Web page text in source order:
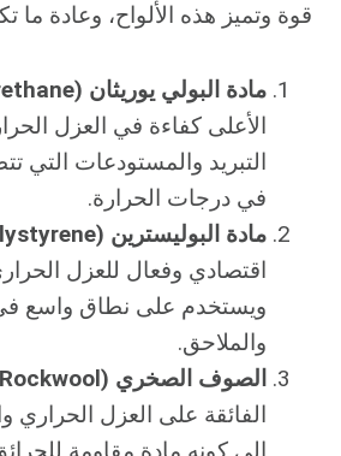
قوة وتميز هذه الألواح، وعادة ما
مادة البولي يوريثان (Polyurethane):
الأعلى كفاءة في العزل
التبريد والمستودعات التي
في درجات الحرارة.
مادة البوليسترين (Polystyrene):
اقتصادي وفعال للعزل
ويستخدم على نطاق واسع في
والملاحق.
الصوف الصخري (Rockwool):
الفائقة على العزل الحراري